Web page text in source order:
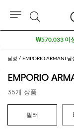
남성 EMPORIO ARMANI 남
EMPORIO
35개 상품
검
색